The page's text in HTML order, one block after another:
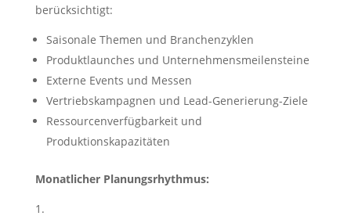
berücksichtigt:
Saisonale Themen und Branchenzyklen
Produktlaunches und Unternehmensmeilensteine
Externe Events und Messen
Vertriebskampagnen und Lead-Generierung-Ziele
Ressourcenverfügbarkeit und
Produktionskapazitäten
Monatlicher Planungsrhythmus: